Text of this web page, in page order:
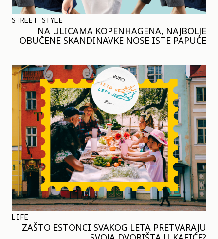
STREET STYLE
NA ULICAMA KOPENHAGENA, NAJBOLJE
OBUČENE SKANDINAVKE NOSE ISTE PAPUČE
LIFE
ZAŠTO ESTONCI SVAKOG LETA PRETVARAJU